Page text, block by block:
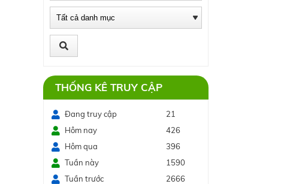
THỐNG KÊ TRUY CẬP
Đang truy cập
21
Hôm nay
426
Hôm qua
396
Tuần này
1590
Tuần trước
2666